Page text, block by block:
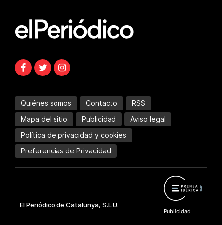
Quiénes somos Contacto
RSS
Mapa del sitio
Publicidad
Aviso legal
Política de privacidad y cookies
Preferencias de Privacidad